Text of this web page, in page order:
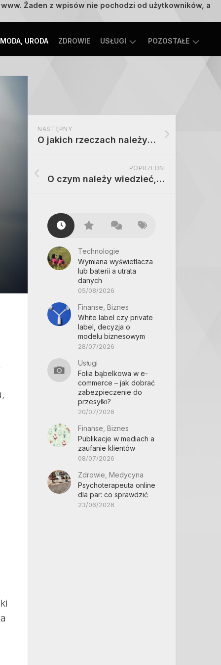
Żaden z wpisów nie pochodzi od użytkowników, a
MODA, URODA ZDROWIE USŁUGI POZOSTAŁE
TRANSPORT
NASTĘPNY
O jakich rzeczach należy pamiętać przy wyborze szafy rack
POPRZEDNI
O czym należy wiedzieć, jeżeli ktoś się stara o pożyczkę unijną
Technologie
Wymiana wyświetlacza
lub baterii a utrata
danych
05/08/2026
Finanse, Biznes
White label czy private
label, decyzja o
modelu biznesowym
28/07/2026
Usługi
Folia bąbelkowa w e-
commerce – jak dobrać
zabezpieczenie do
przesyłki?
20/07/2026
Finanse, Biznes
Publikacje w mediach a
zaufanie klientów
08/07/2026
Zdrowie, Medycyna
Psychoterapeuta online
dla par: co sprawdzić
23/06/2026